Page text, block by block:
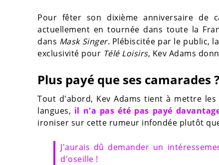
Pour fêter son dixième anniversaire de
actuellement en tournée dans toute la
dans Mask Singer. Plébiscitée par le public,
exclusivité pour Télé Loisirs, Kev Adams
Plus payé que ses camarades ?
Tout d'abord, Kev Adams tient à mettre
langues, il n'a pas été pas payé
ironiser sur cette rumeur infondée plutôt
J'aurais dû demander un
d'oseille !